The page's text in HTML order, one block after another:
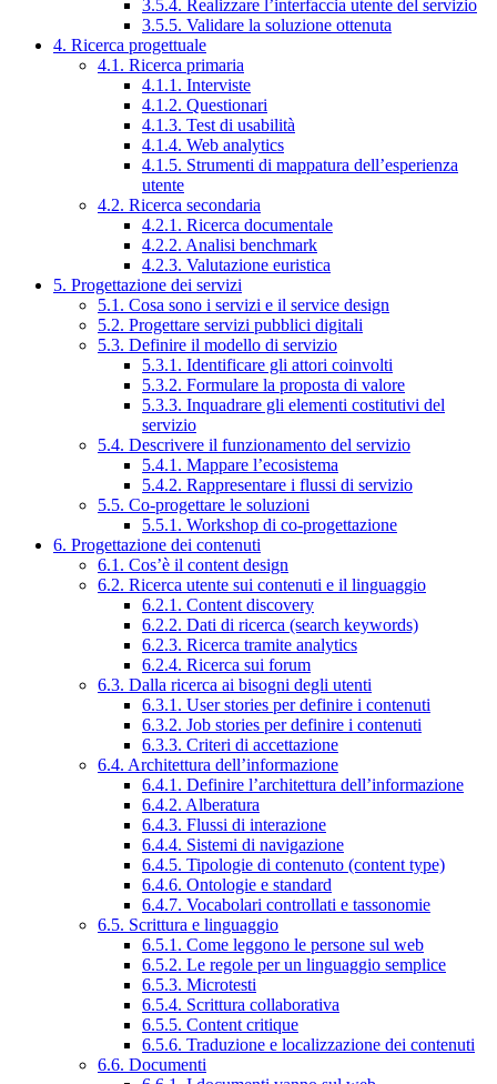
3.5.4. Realizzare l’interfaccia utente del servizio
3.5.5. Validare la soluzione ottenuta
4. Ricerca progettuale
4.1. Ricerca primaria
4.1.1. Interviste
4.1.2. Questionari
4.1.3. Test di usabilità
4.1.4. Web analytics
4.1.5. Strumenti di mappatura dell’esperienza
utente
4.2. Ricerca secondaria
4.2.1. Ricerca documentale
4.2.2. Analisi benchmark
4.2.3. Valutazione euristica
5. Progettazione dei servizi
5.1. Cosa sono i servizi e il service design
5.2. Progettare servizi pubblici digitali
5.3. Definire il modello di servizio
5.3.1. Identificare gli attori coinvolti
5.3.2. Formulare la proposta di valore
5.3.3. Inquadrare gli elementi costitutivi del
servizio
5.4. Descrivere il funzionamento del servizio
5.4.1. Mappare l’ecosistema
5.4.2. Rappresentare i flussi di servizio
5.5. Co-progettare le soluzioni
5.5.1. Workshop di co-progettazione
6. Progettazione dei contenuti
6.1. Cos’è il content design
6.2. Ricerca utente sui contenuti e il linguaggio
6.2.1. Content discovery
6.2.2. Dati di ricerca (search keywords)
6.2.3. Ricerca tramite analytics
6.2.4. Ricerca sui forum
6.3. Dalla ricerca ai bisogni degli utenti
6.3.1. User stories per definire i contenuti
6.3.2. Job stories per definire i contenuti
6.3.3. Criteri di accettazione
6.4. Architettura dell’informazione
6.4.1. Definire l’architettura dell’informazione
6.4.2. Alberatura
6.4.3. Flussi di interazione
6.4.4. Sistemi di navigazione
6.4.5. Tipologie di contenuto (content type)
6.4.6. Ontologie e standard
6.4.7. Vocabolari controllati e tassonomie
6.5. Scrittura e linguaggio
6.5.1. Come leggono le persone sul web
6.5.2. Le regole per un linguaggio semplice
6.5.3. Microtesti
6.5.4. Scrittura collaborativa
6.5.5. Content critique
6.5.6. Traduzione e localizzazione dei contenuti
6.6. Documenti